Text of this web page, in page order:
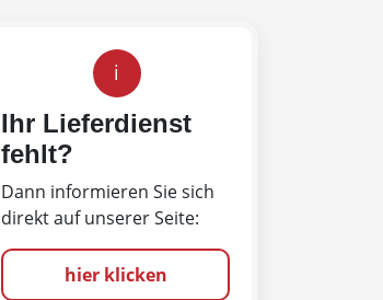
i
Ihr Lieferdienst
fehlt?
Dann informieren Sie sich
direkt auf unserer Seite:
hier klicken